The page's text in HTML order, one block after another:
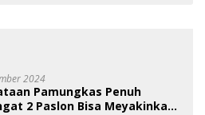
2024
Pamungkas Penuh
2 Paslon Bisa Meyakinkan